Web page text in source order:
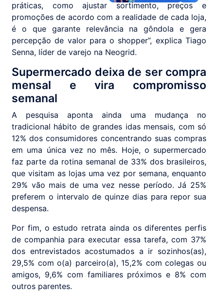
práticas, como ajustar sortimento, preços e
promoções de acordo com a realidade de cada loja,
é o que garante relevância na gôndola e gera
percepção de valor para o shopper”, explica Tiago
Senna, líder de varejo na Neogrid.
Supermercado deixa de ser compra
mensal e vira compromisso
semanal
A pesquisa aponta ainda uma mudança no
tradicional hábito de grandes idas mensais, com só
12% dos consumidores concentrando suas compras
em uma única vez no mês. Hoje, o supermercado
faz parte da rotina semanal de 33% dos brasileiros,
que visitam as lojas uma vez por semana, enquanto
29% vão mais de uma vez nesse período. Já 25%
preferem o intervalo de quinze dias para repor sua
despensa.
Por fim, o estudo retrata ainda os diferentes perfis
de companhia para executar essa tarefa, com 37%
dos entrevistados acostumados a ir sozinhos(as),
29,5% com o(a) parceiro(a), 15,2% com colegas ou
amigos, 9,6% com familiares próximos e 8% com
outros parentes.